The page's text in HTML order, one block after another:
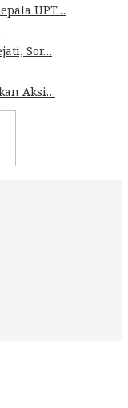
UPT…
Sor…
Aksi…